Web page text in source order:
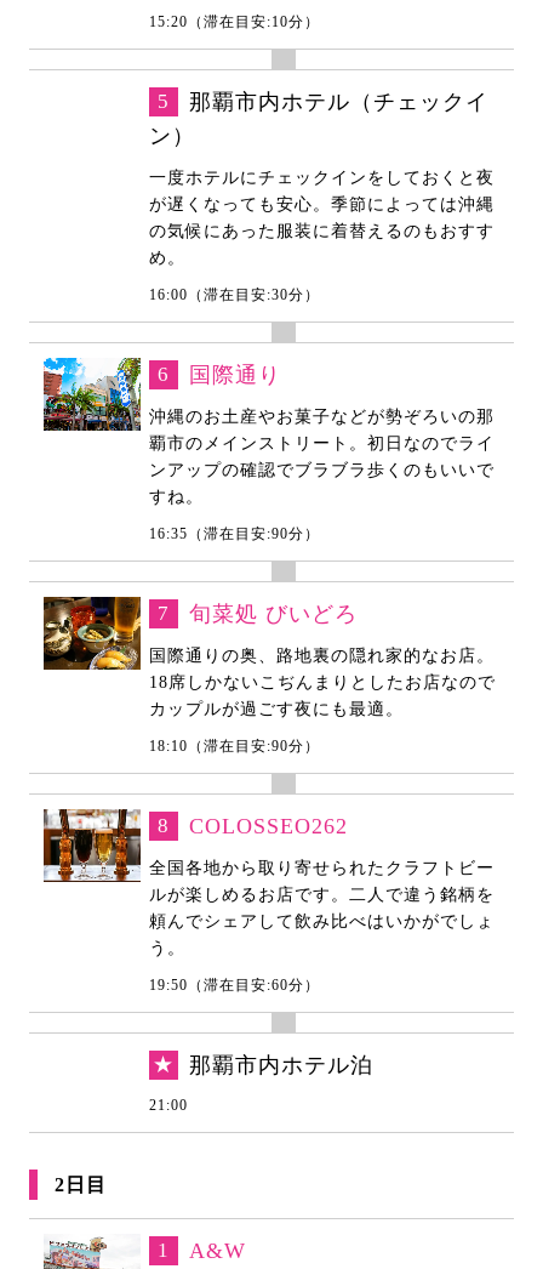
15:20（滞在目安:10分）
5
那覇市内ホテル（チェックイ
ン）
一度ホテルにチェックインをしておくと夜
が遅くなっても安心。季節によっては沖縄
の気候にあった服装に着替えるのもおすす
め。
16:00（滞在目安:30分）
6 国際通り
沖縄のお土産やお菓子などが勢ぞろいの那
覇市のメインストリート。初日なのでライ
ンアップの確認でブラブラ歩くのもいいで
すね。
16:35（滞在目安:90分）
7 旬菜処 びいどろ
国際通りの奥、路地裏の隠れ家的なお店。
18席しかないこぢんまりとしたお店なので
カップルが過ごす夜にも最適。
18:10（滞在目安:90分）
8 COLOSSEO262
全国各地から取り寄せられたクラフトビー
ルが楽しめるお店です。二人で違う銘柄を
頼んでシェアして飲み比べはいかがでしょ
う。
19:50（滞在目安:60分）
★ 那覇市内ホテル泊
21:00
2日目
1 A&W